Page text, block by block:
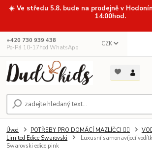
☀️ Ve středu 5.8. bude na prodejně v
14:00hod.
CZK
+420 730 939 438
Po-Pá 10-17hod WhatsApp
Úvod POTŘEBY PRO DOMÁCÍ MAZLÍČCI 🐕‍🦺
Limited Edice Swarovski
Luxusní samonavíjecí
Swarovski edice pink